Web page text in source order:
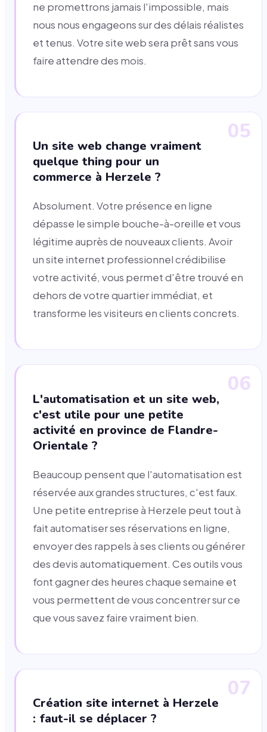
ne promettrons jamais l'impossible, mais
nous nous engageons sur des délais réalistes
et tenus. Votre site web sera prêt sans vous
faire attendre des mois.
05
Un site web change vraiment
quelque thing pour un
commerce à Herzele ?
Absolument. Votre présence en ligne
dépasse le simple bouche-à-oreille et vous
légitime auprès de nouveaux clients. Avoir
un site internet professionnel crédibilise
votre activité, vous permet d'être trouvé en
dehors de votre quartier immédiat, et
transforme les visiteurs en clients concrets.
06
L'automatisation et un site web,
c'est utile pour une petite
activité en province de Flandre-
Orientale ?
Beaucoup pensent que l'automatisation est
réservée aux grandes structures, c'est faux.
Une petite entreprise à Herzele peut tout à
fait automatiser ses réservations en ligne,
envoyer des rappels à ses clients ou générer
des devis automatiquement. Ces outils vous
font gagner des heures chaque semaine et
vous permettent de vous concentrer sur ce
que vous savez faire vraiment bien.
07
Création site internet à Herzele
: faut-il se déplacer ?